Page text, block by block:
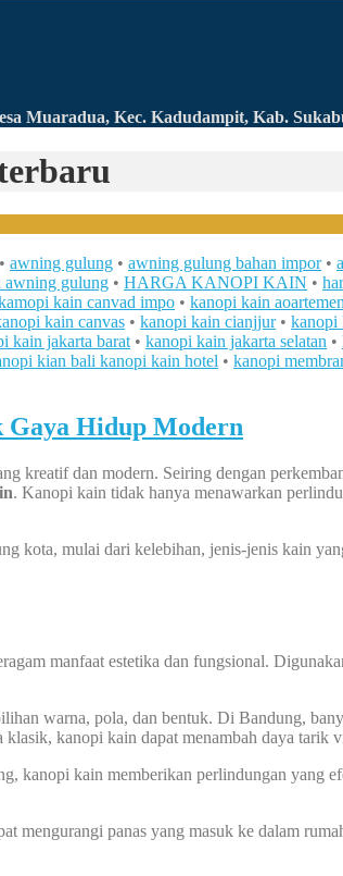
Muaradua, Kec. Kadudampit, Kab.
• awning gulung • awning gulung bahan impor•
awning gulung • HARGA KANOPI KAIN •
kain canvad impo • kanopi kain aoartemen
kain canvas • kanopi kain cianjjur• kanopi
kain jakarta barat • kanopi kain jakarta selatan •
kian bali kanopi kain hotel • kanopi
Gaya Hidup Modern
kreatif dan modern. Seiring dengan
. Kanopi kain tidak hanya menawarkan
kota, mulai dari kelebihan, jenis-jenis kain
manfaat estetika dan fungsional.
warna, pola, dan bentuk. Di Bandung,
kanopi kain dapat menambah daya tarik
kanopi kain memberikan perlindungan yang
mengurangi panas yang masuk ke dalam